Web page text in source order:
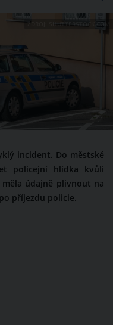
ZDROJ: SHUTTERSTOCK.COM
incident. Do městské
policejní hlídka kvůli
údajně plivnout na
příjezdu policie.